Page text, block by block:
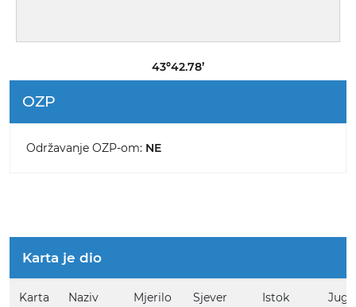
43º42.78’
OZP
Održavanje OZP-om: NE
Karta je dio
Karta Naziv Mjerilo Sjever Istok Jug